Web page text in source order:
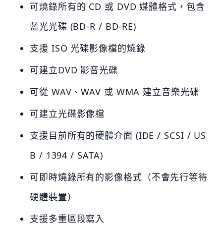
可燒錄所有的 CD 或 DVD 媒體格式，包含
藍光光碟 (BD-R / BD-RE)
支援 ISO 光碟影像檔的燒錄
可建立DVD 影音光碟
可從 WAV、WAV 或 WMA 建立音樂光碟
可建立光碟影像檔
支援目前所有的硬體介面 (IDE / SCSI / US
B / 1394 / SATA)
可即時燒錄所有的影像格式（不會先行等待
硬體裝置）
支援多重區段寫入